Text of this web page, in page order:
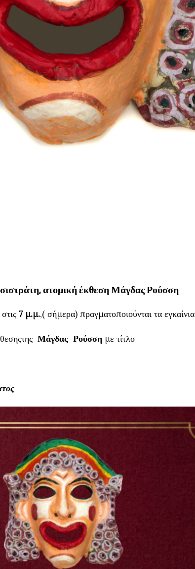
ατομική έκθεση Μάγδας Ρούσση
στις 7 μ.μ.,( σήμερα) πραγματοποιούνται τα εγκαίνια
Μάγδας Ρούσση με τίτλο